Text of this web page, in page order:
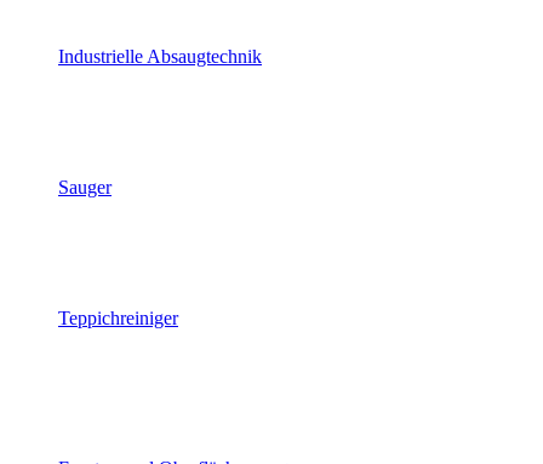
Industrielle Absaugtechnik
Sauger
Teppichreiniger